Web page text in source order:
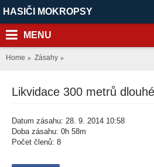
HASIČI MOKROPSY
MENU
Home Zásahy
Datum zásahu: 28. 9. 2014 10:58
Doba zásahu: 0h 58m
Počet členů: 8